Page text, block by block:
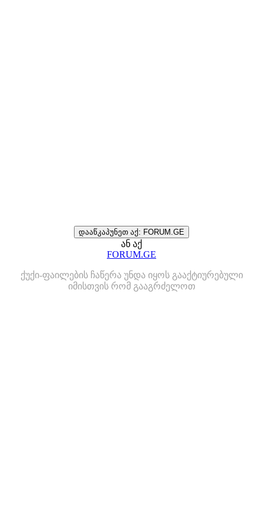
დააწკაპუნეთ აქ: FORUM.GE
ან აქ
FORUM.GE
ქუქი-ფაილების ჩაწერა უნდა იყოს გააქტიურებული
იმისთვის რომ გააგრძელოთ